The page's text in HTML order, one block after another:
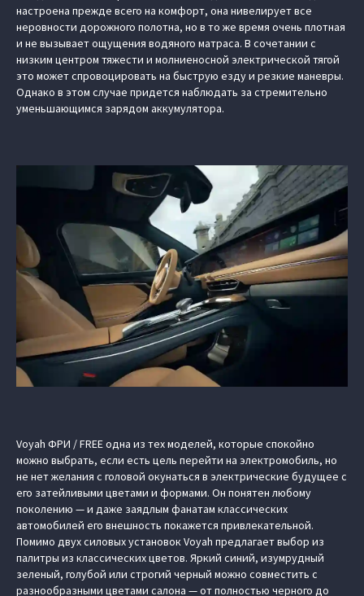
настроена прежде всего на комфорт, она нивелирует все
неровности дорожного полотна, но в то же время очень плотная
и не вызывает ощущения водяного матраса. В сочетании с
низким центром тяжести и молниеносной электрической тягой
это может спровоцировать на быструю езду и резкие маневры.
Однако в этом случае придется наблюдать за стремительно
уменьшающимся зарядом аккумулятора.
Voyah ФРИ / FREE одна из тех моделей, которые спокойно
можно выбрать, если есть цель перейти на электромобиль, но
не нет желания с головой окунаться в электрические будущее с
его затейливыми цветами и формами. Он понятен любому
поколению — и даже заядлым фанатам классических
автомобилей его внешность покажется привлекательной.
Помимо двух силовых установок Voyah предлагает выбор из
палитры из классических цветов. Яркий синий, изумрудный
зеленый, голубой или строгий черный можно совместить с
разнообразными цветами салона — от полностью черного до